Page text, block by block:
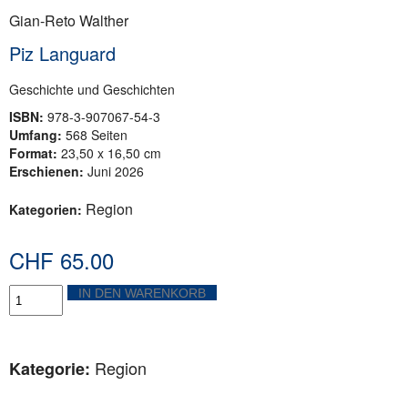
Gian-Reto Walther
Piz Languard
Geschichte und Geschichten
ISBN: 978-3-907067-54-3
Umfang: 568 Seiten
Format: 23,50 x 16,50 cm
Erschienen: Juni 2026
Kategorien: Region
CHF 65.00
Piz
Languard
Menge
IN DEN WARENKORB
Kategorie: Region